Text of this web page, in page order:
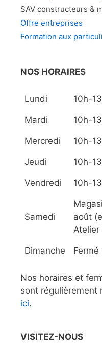
SAV constructeurs &
Offre entreprises
Formation aux
NOS HORAIRES
Lundi 10h-
Mardi 10h-
Mercredi 10h-
Jeudi 10h-
Vendredi 10h-
Samedi
août
Atelier
Dimanche Fermé
Nos horaires et
sont régulièrement
ici.
VISITEZ-NOUS